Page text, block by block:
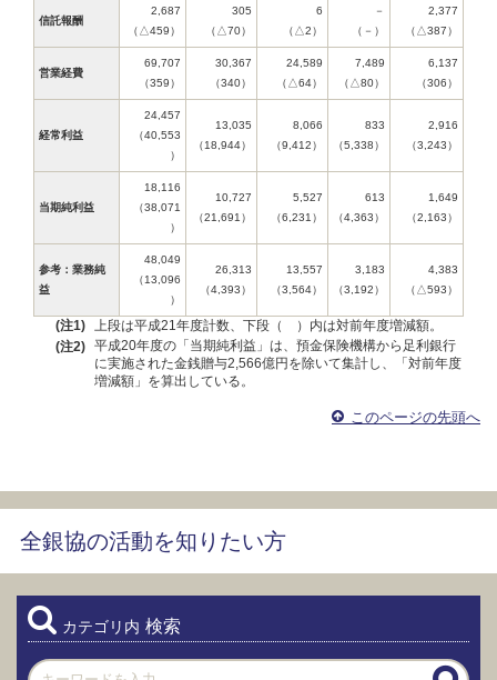
信託報酬
2,687
（△459）
305
（△70）
6
（△2）
－
（－）
2,377
（△387）
営業経費
69,707
（359）
30,367
（340）
24,589
（△64）
7,489
（△80）
6,137
（306）
経常利益
24,457
（40,553
）
13,035
（18,944）
8,066
（9,412）
833
（5,338）
2,916
（3,243）
当期純利益
18,116
（38,071
）
10,727
（21,691）
5,527
（6,231）
613
（4,363）
1,649
（2,163）
参考：業務純
益
48,049
（13,096
）
26,313
（4,393）
13,557
（3,564）
3,183
（3,192）
4,383
（△593）
(注1)
上段は平成21年度計数、下段（ ）内は対前年度増減額。
(注2)
平成20年度の「当期純利益」は、預金保険機構から足利銀行
に実施された金銭贈与2,566億円を除いて集計し、「対前年度
増減額」を算出している。
このページの先頭へ
全銀協の活動を知りたい方
カテゴリ内 検索